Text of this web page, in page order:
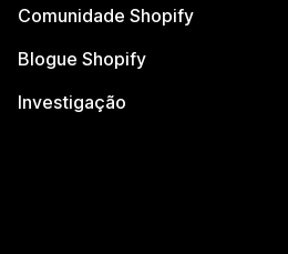
Comunidade Shopify
Blogue Shopify
Investigação